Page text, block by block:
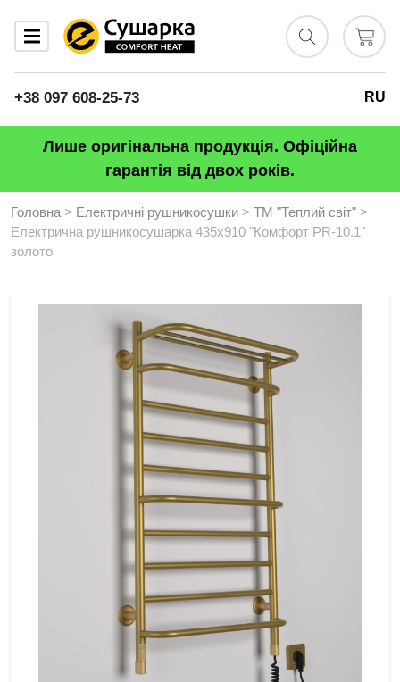
+38 097 608-25-73 RU
Лише оригінальна продукція. Офіційна
гарантія від двох років.
Головна > Електричні рушникосушки > ТМ "Теплий світ" >
Електрична рушникосушарка 435х910 "Комфорт PR-10.1"
золото